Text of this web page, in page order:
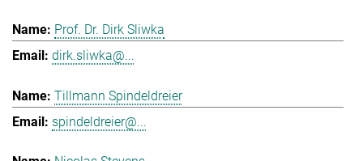
Prof. Dr. Dirk Sliwka
dirk.sliwka@...
Tillmann Spindeldreier
spindeldreier@...